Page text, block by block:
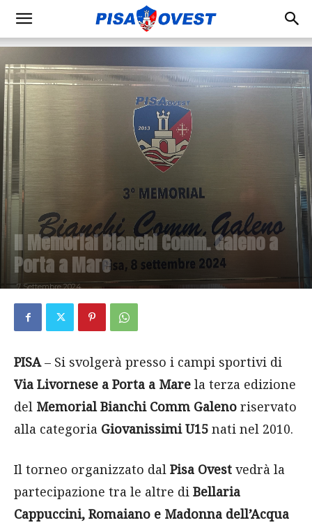
Il Memorial Bianchi Comm. Galeno a
Porta a Mare
7 Settembre 2024
PISA– Si svolgerà presso i campi sportivi di
Via Livornese a Porta a Mare la terza edizione
del Memorial Bianchi Comm Galeno riservato
alla categoria Giovanissimi U15 nati nel 2010.
Il torneo organizzato dal Pisa Ovest vedrà la
partecipazione tra le altre di Bellaria
Cappuccini, Romaiano e Madonna dell’Acqua